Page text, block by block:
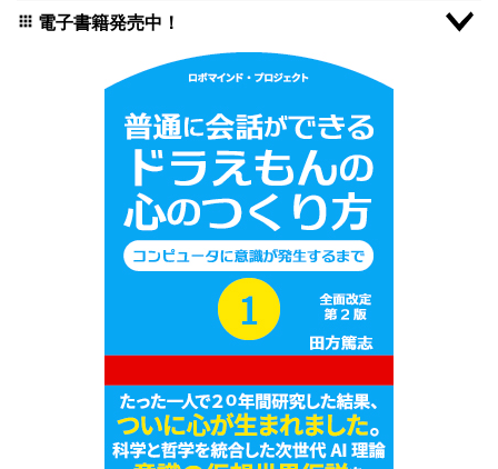
apps 電子書籍発売中！